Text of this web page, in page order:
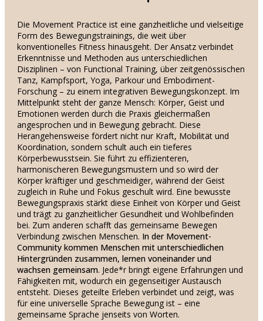
Die Movement Practice ist eine ganzheitliche und vielseitige
Form des Bewegungstrainings, die weit über
konventionelles Fitness hinausgeht. Der Ansatz verbindet
Erkenntnisse und Methoden aus unterschiedlichen
Disziplinen – von Functional Training, über zeitgenössischen
Tanz, Kampfsport, Yoga, Parkour und Embodiment-
Forschung – zu einem integrativen Bewegungskonzept. Im
Mittelpunkt steht der ganze Mensch: Körper, Geist und
Emotionen werden durch die Praxis gleichermaßen
angesprochen und in Bewegung gebracht. Diese
Herangehensweise fördert nicht nur Kraft, Mobilität und
Koordination, sondern schult auch ein tieferes
Körperbewusstsein. Sie führt zu effizienteren,
harmonischeren Bewegungsmustern und so wird der
Körper kräftiger und geschmeidiger, während der Geist
zugleich in Ruhe und Fokus geschult wird. Eine bewusste
Bewegungspraxis stärkt diese Einheit von Körper und Geist
und trägt zu ganzheitlicher Gesundheit und Wohlbefinden
bei. Zum anderen schafft das gemeinsame Bewegen
Verbindung zwischen Menschen. In der Movement-
Community kommen Menschen mit unterschiedlichen
Hintergründen zusammen, lernen voneinander und
wachsen gemeinsam. Jede*r bringt eigene Erfahrungen und
Fähigkeiten mit, wodurch ein gegenseitiger Austausch
entsteht. Dieses geteilte Erleben verbindet und zeigt, was
für eine universelle Sprache Bewegung ist – eine
gemeinsame Sprache jenseits von Worten.